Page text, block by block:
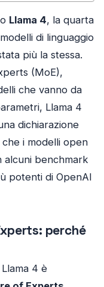
Llama 4, la quarta
di linguaggio
più la stessa.
(MoE),
che vanno da
Llama 4
dichiarazione
i modelli open
alcuni benchmark
potenti di OpenAI
perché
4 è